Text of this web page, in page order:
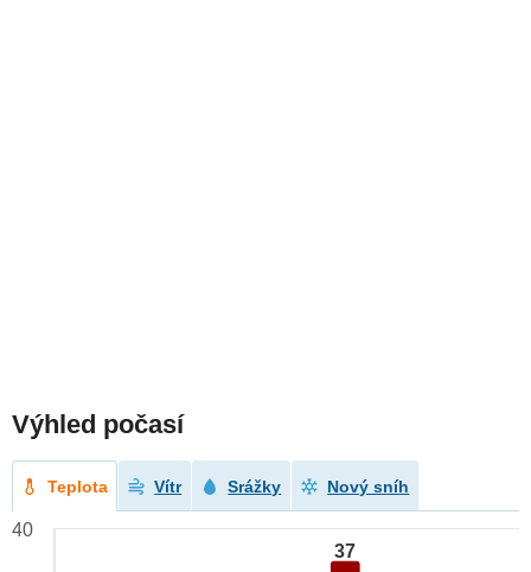
Výhled počasí
Teplota Vítr Srážky Nový sníh
37
40